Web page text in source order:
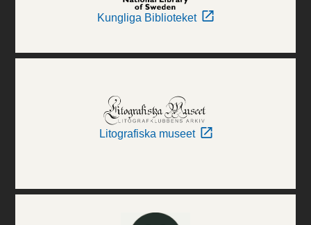
Kungliga Biblioteket
Litografiska museet